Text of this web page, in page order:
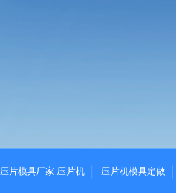
压片模具厂家 压片机 压片机模具定做